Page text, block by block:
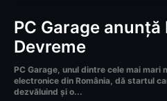
PC Garage
Devreme
PC Garage, unul dintre cele mai mari
electronice din România, dă startul
dezvăluind și o...